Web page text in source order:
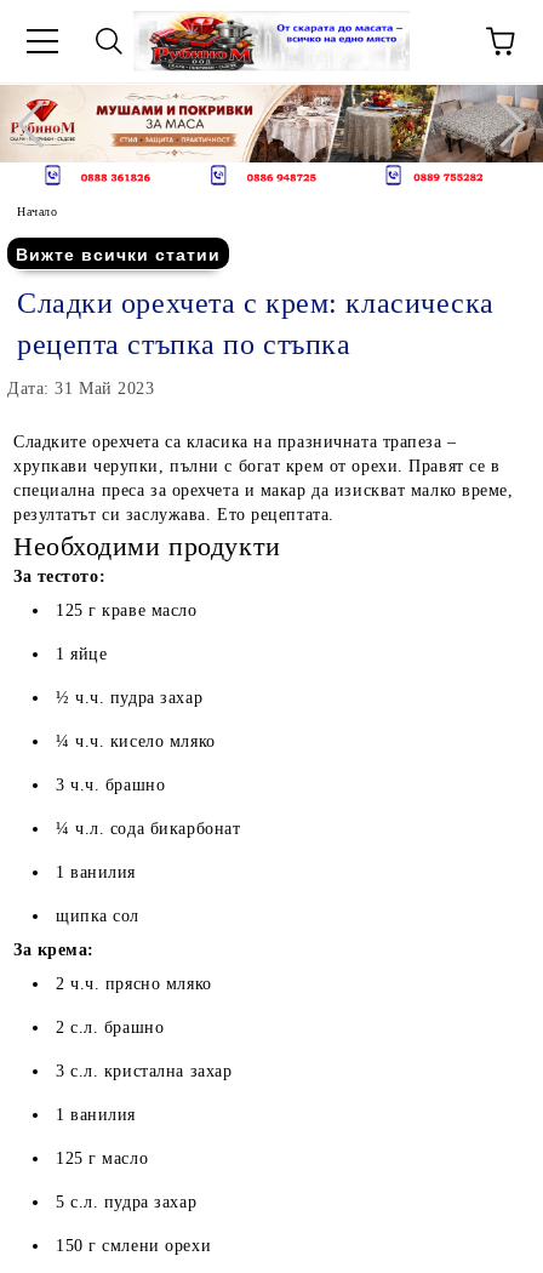
Начало
Вижте всички статии
Сладки орехчета с крем: класическа
рецепта стъпка по стъпка
Дата: 31 Май 2023
Сладките орехчета са класика на празничната трапеза –
хрупкави черупки, пълни с богат крем от орехи. Правят се в
специална преса за орехчета и макар да изискват малко време,
резултатът си заслужава. Ето рецептата.
Необходими продукти
За тестото:
125 г краве масло
1 яйце
½ ч.ч. пудра захар
¼ ч.ч. кисело мляко
3 ч.ч. брашно
¼ ч.л. сода бикарбонат
1 ванилия
щипка сол
За крема:
2 ч.ч. прясно мляко
2 с.л. брашно
3 с.л. кристална захар
1 ванилия
125 г масло
5 с.л. пудра захар
150 г смлени орехи